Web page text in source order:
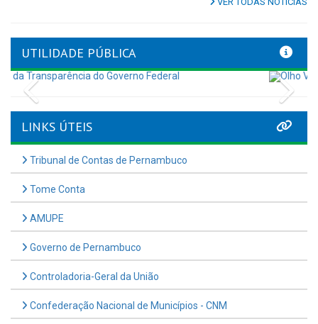
UTILIDADE PÚBLICA
Previous
LINKS ÚTEIS
Tribunal de Contas de Pernambuco
Tome Conta
AMUPE
Governo de Pernambuco
Controladoria-Geral da União
Confederação Nacional de Municípios - CNM